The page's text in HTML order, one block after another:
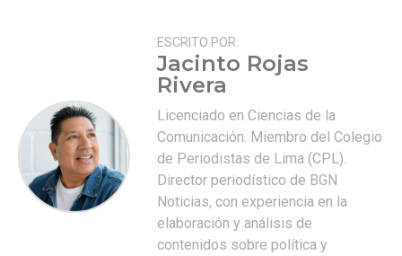
ESCRITO POR:
Jacinto Rojas
Rivera
Licenciado en Ciencias de la
Comunicación. Miembro del Colegio
de Periodistas de Lima (CPL).
Director periodístico de BGN
Noticias, con experiencia en la
elaboración y análisis de
contenidos sobre política y